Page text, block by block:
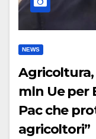
NEWS
Agricoltura,
mln Ue per
Pac che
agricoltori”